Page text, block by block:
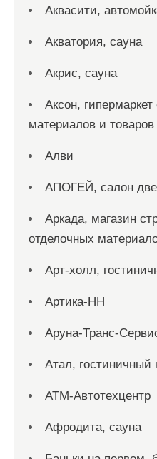
Аквасити,
Акватория, сауна
Акрис, сауна
Аксон,
материалов и
Алви
АПОГЕЙ, салон
Аркада, магазин
отделочных
Арт-холл,
Артика-НН
Аруна-Транс-
Атал, гостиничный
АТМ-Автотехцентр
Афродита, сауна